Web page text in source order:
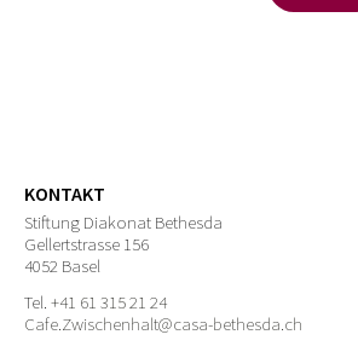
KONTAKT
Stiftung Diakonat Bethesda
Gellertstrasse 156
4052 Basel
Tel. +41 61 315 21 24
Cafe.Zwischenhalt@casa-bethesda.ch